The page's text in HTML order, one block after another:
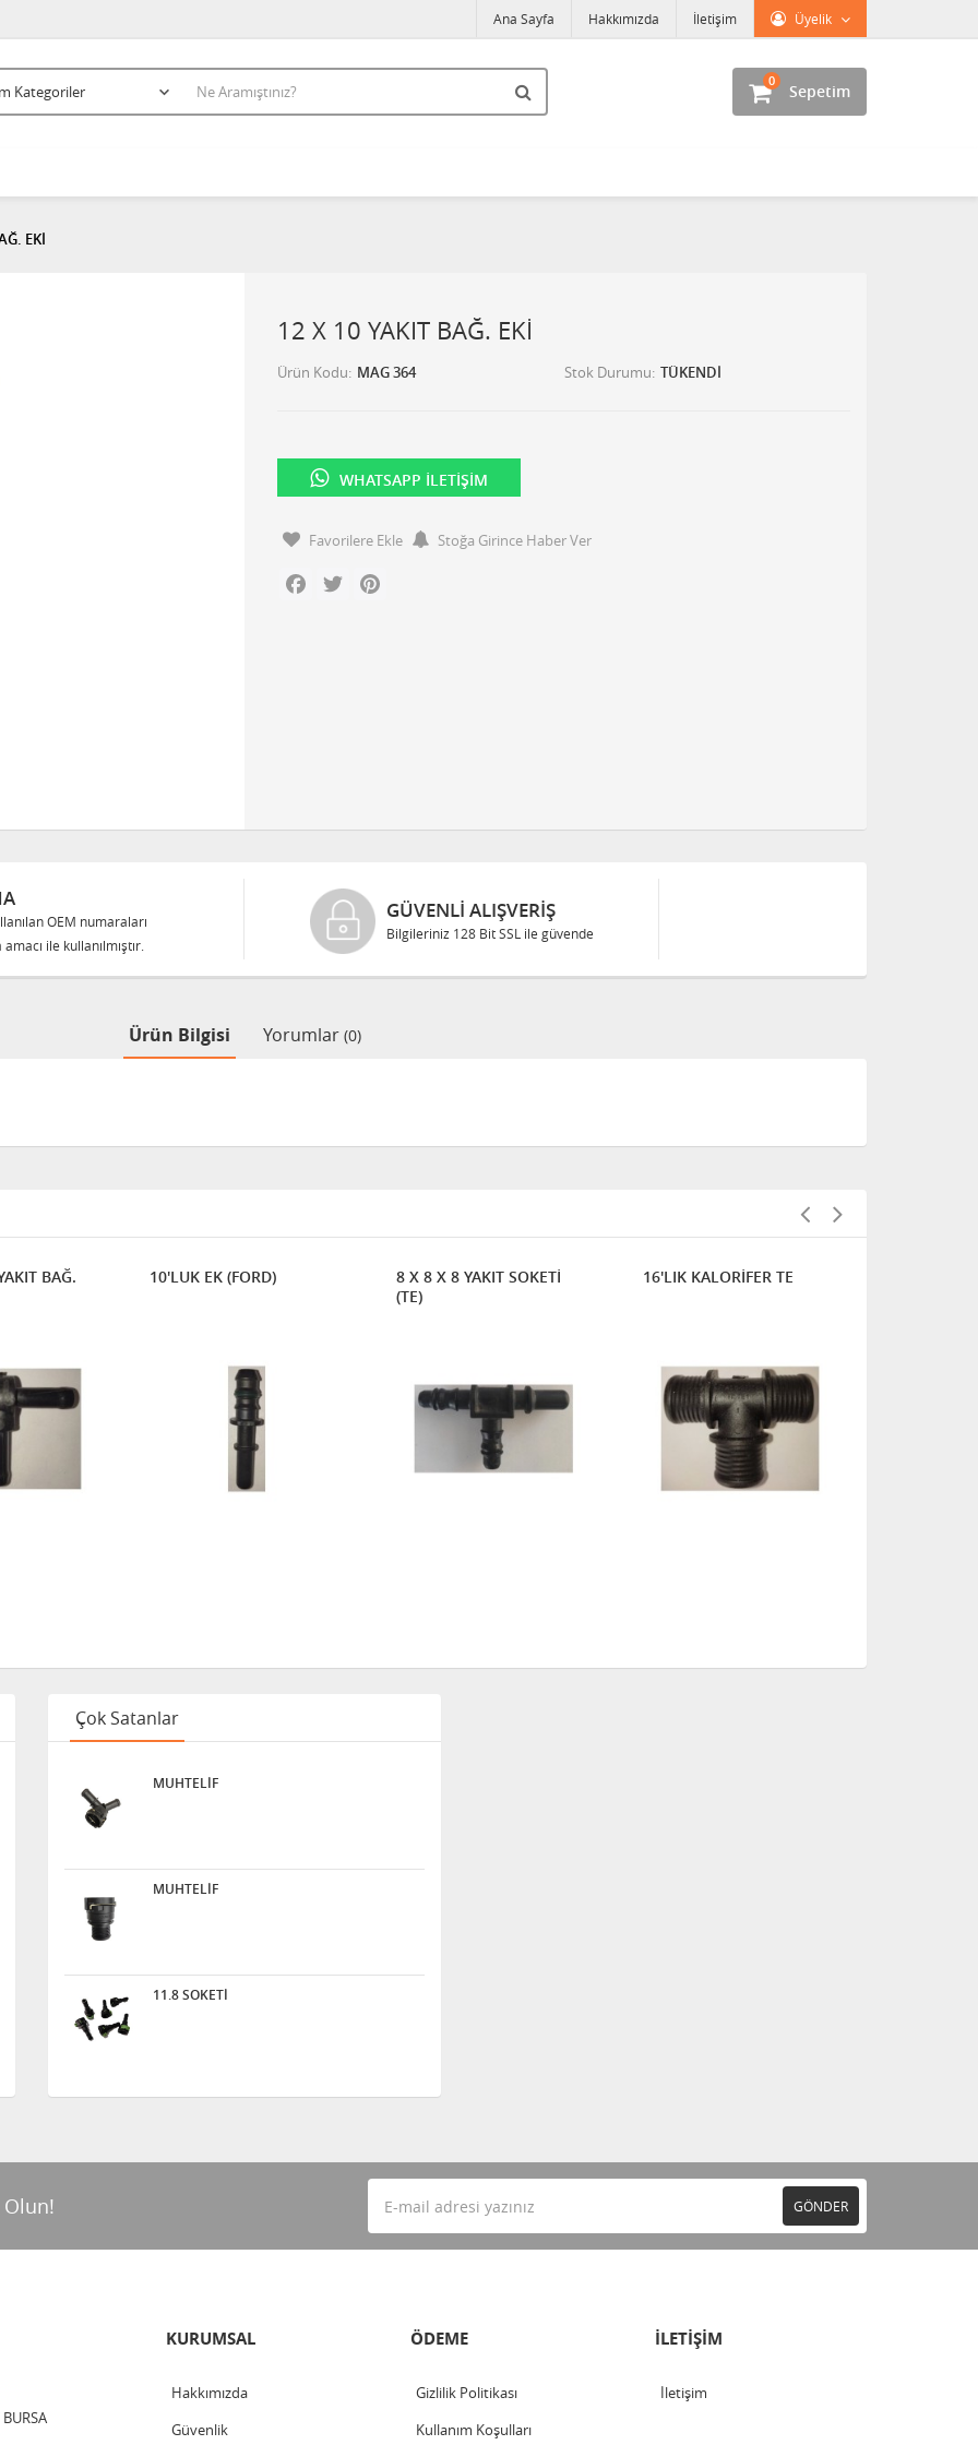
Üyelik
Ana Sayfa Hakkımızda İletişim
Sepetim
0
EKİ
12 X 10 YAKIT BAĞ. EKİ
Ürün Kodu MAG 364 Stok Durumu TÜKENDİ
WHATSAPP İLETIŞIM
Favorilere Ekle
Stoğa Girince Haber Ver
Facebook
Twitter
OEM numaraları
ile kullanılmıştır.
GÜVENLI ALIŞVERIŞ
Bilgileriniz 128 Bit SSL ile güvende
Ürün Bilgisi Yorumlar (0)
BAĞ.
10'LUK EK (FORD)
8 X 8 X 8 YAKIT SOKETİ
(TE)
16'LIK KALORİFER TE
Çok Satanlar
MUHTELİF
MUHTELİF
11.8 SOKETİ
GÖNDER
KURUMSAL
Hakkımızda
Güvenlik
ÖDEME
Gizlilik Politikası
Kullanım Koşulları
İLETİŞİM
İletişim